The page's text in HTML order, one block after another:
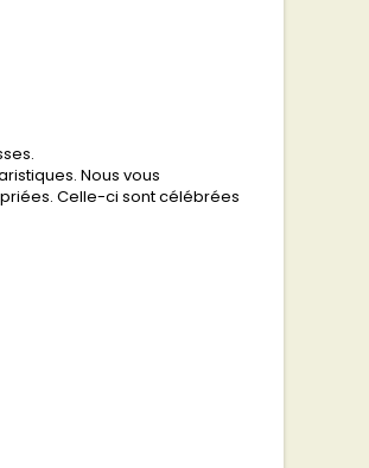
Nous vous
Celle-ci sont célébrées